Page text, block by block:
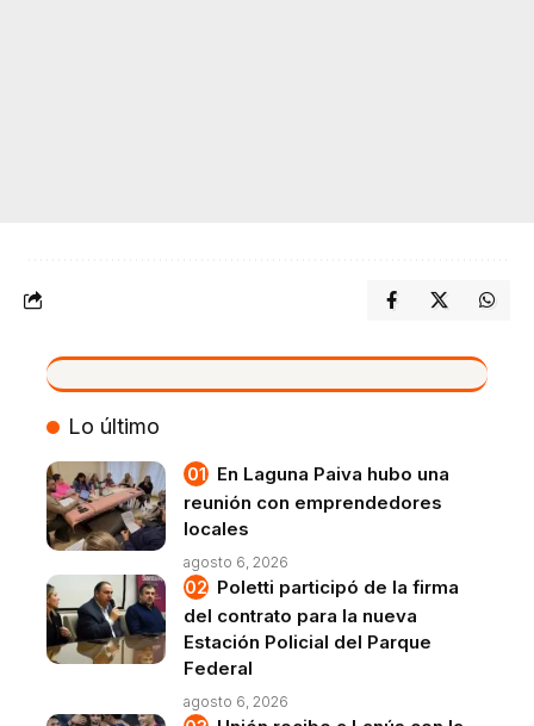
VIVO
Lo último
En Laguna Paiva hubo una
reunión con emprendedores
locales
agosto 6, 2026
Poletti participó de la firma
del contrato para la nueva
Estación Policial del Parque
Federal
agosto 6, 2026